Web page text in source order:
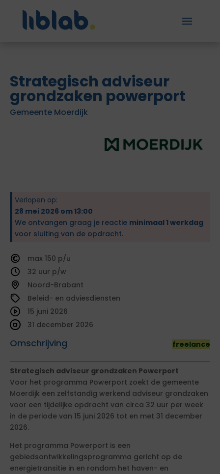
Strategisch adviseur
grondzaken powerport
Gemeente Moerdijk
Verlopen op:
28 mei 2026 om 13:00
We ontvangen graag je reactie minimaal 1 werkdag
voor sluiting van de opdracht.
150
32
Noord-Brabant
Beleid- en adviesdiensten
Omschrijving freelance
15 juni 2026
31 december 2026
Strategisch adviseur grondzaken Powerport
Voor het programma Powerport zoekt de gemeente
Moerdijk een zelfstandig werkend adviseur grondzaken
voor een tijdelijke opdracht van circa 32 uur per week
in de periode van 15 juni 2026 tot en met 31 december
2026.
Het programma Powerport is een
gebiedsontwikkelingsprogramma gericht op de
energietransitie in en rondom het haven- en